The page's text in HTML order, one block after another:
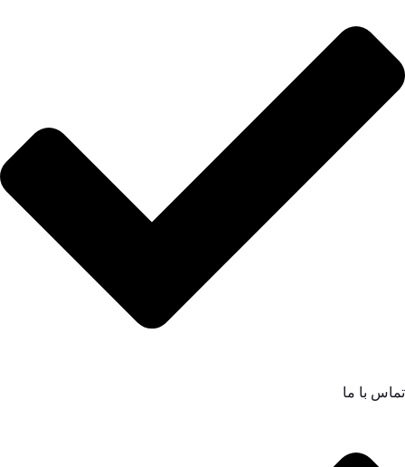
تماس با ما